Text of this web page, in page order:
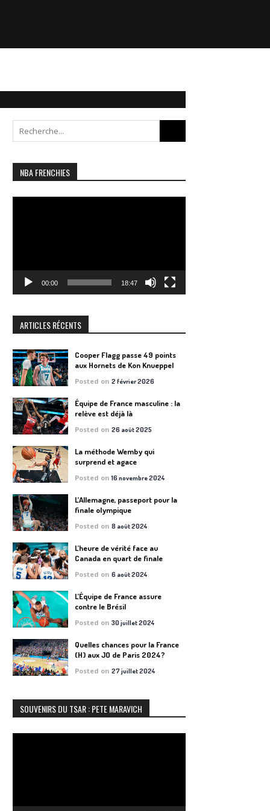
for:
NBA FRENCHIES
00:00 18:47
ARTICLES RÉCENTS
Cooper Flagg passe 49 points
aux Hornets de Kon Knueppel
Posted on2 février 2026
Équipe de France masculine : la
relève est déjà là
Posted on26 août 2025
La méthode Wemby qui
surprend et agace
Posted on16 novembre 2024
L’Allemagne, passeport pour la
finale olympique
Posted on8 août 2024
L’heure de vérité face au
Canada en quart de finale
Posted on6 août 2024
L’Équipe de France assure
contre le Brésil
Posted on30 juillet 2024
Quelles chances pour la France
(H) aux JO de Paris 2024?
Posted on27 juillet 2024
SOUVENIRS DU TSAR : PETE MARAVICH